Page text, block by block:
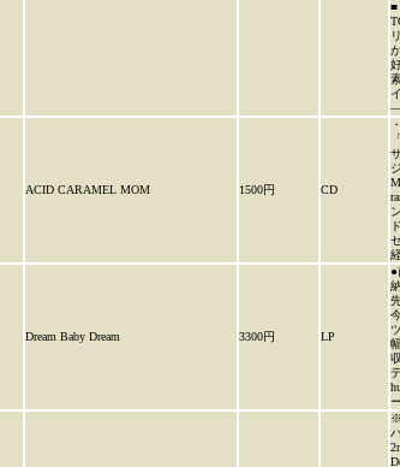
■
ACID CARAMEL MOM 1500円 CD
Dream Baby Dream 3300円 LP
●
※